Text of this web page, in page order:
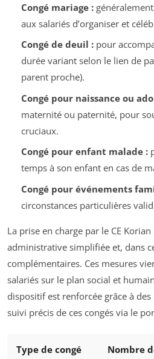
Congé mariage :
aux salariés d’organiser et
Congé de deuil :pour
durée variant selon le lien de
parent proche).
Congé pour naissance ou
maternité ou paternité, pour
cruciaux.
Congé pour enfant malade :
temps à son enfant en cas de
Congé pour événements
circonstances particulières
La prise en charge par le CE
administrative simplifiée et, dans
complémentaires. Ces mesures
salariés sur le plan social et
dispositif est renforcée grâce à
suivi précis de ces congés via le
Type de congé
Nombre